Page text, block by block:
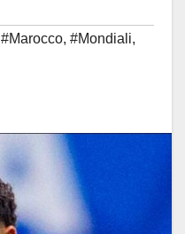
#Marocco, #Mondiali,